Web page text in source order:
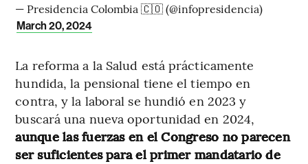
— Presidencia Colombia 🇨🇴 (@infopresidencia)
March 20, 2024
La reforma a la Salud está prácticamente
hundida, la pensional tiene el tiempo en
contra, y la laboral se hundió en 2023 y
buscará una nueva oportunidad en 2024,
aunque las fuerzas en el Congreso no parecen
ser suficientes para el primer mandatario de